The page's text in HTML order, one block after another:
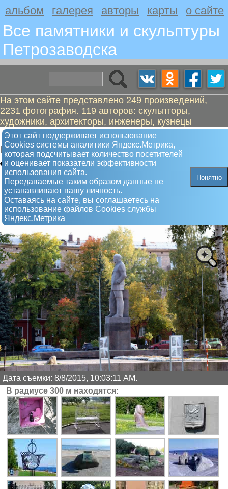
альбом галерея авторы карты о сайте
Все памятники и скульптуры
Петрозаводскa
На этом сайте представлено 249 произведений,
2231 фотография. 119 авторов: скульпторы,
художники, архитекторы, инженеры, кузнецы
Этот сайт поддерживает использование
Сookies системы аналитики Яндекс.Метрика,
которая подсчитывает количество посетителей
и оценивает показатели эффективности
использования сайта.
Передаваемые таким образом данные не
устанавливают вашу личность.
Оставаясь на сайте, вы соглашаетесь на
использование файлов Сookies службы
Яндекс.Метрика
Понятно
Куусинен Отто Вильгельмович
Памятник
Дата съемки: 8/8/2015, 10:03:11 AM.
В радиусе 300 м находятся: